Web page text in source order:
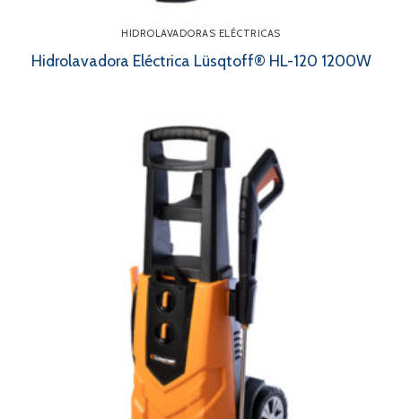
HIDROLAVADORAS ELÉCTRICAS
Hidrolavadora Eléctrica Lüsqtoff® HL-120 1200W